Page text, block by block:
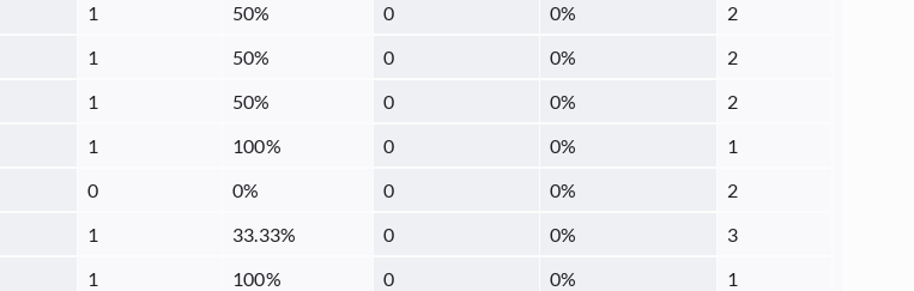
1 50% 0 0%
2
1 50% 0 0%
2
1 50% 0 0%
2
1 100% 0 0%
1
0 0% 0 0%
2
1 33.33% 0 0%
3
1 100% 0 0%
1